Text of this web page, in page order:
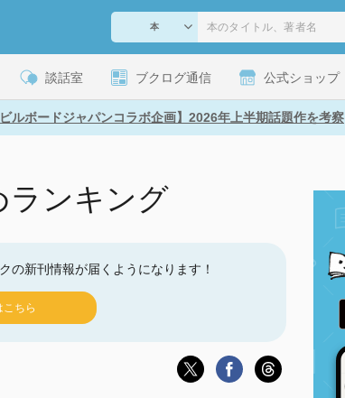
談話室 ブクログ通信 公式ショップ
ビルボードジャパンコラボ企画】2026年上半期話題作を考察
ランキング
の新刊情報が届くようになります！
こちら